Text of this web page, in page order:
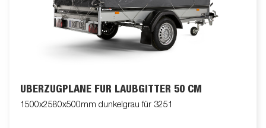
ÜBERZUGPLANE FÜR LAUBGITTER 50 CM
1500x2580x500mm dunkelgrau für 3251